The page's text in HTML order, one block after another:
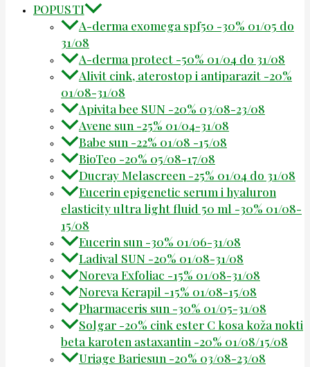
POPUSTI
A-derma exomega spf50 -30% 01/05 do
31/08
A-derma protect -50% 01/04 do 31/08
Alivit cink, aterostop i antiparazit -20%
01/08-31/08
Apivita bee SUN -20% 03/08-23/08
Avene sun -25% 01/04-31/08
Babe sun -22% 01/08 -15/08
BioTeo -20% 05/08-17/08
Ducray Melascreen -25% 01/04 do 31/08
Eucerin epigenetic serum i hyaluron
elasticity ultra light fluid 50 ml -30% 01/08-
15/08
Eucerin sun -30% 01/06-31/08
Ladival SUN -20% 01/08-31/08
Noreva Exfoliac -15% 01/08-31/08
Noreva Kerapil -15% 01/08-15/08
Pharmaceris sun -30% 01/05-31/08
Solgar -20% cink ester C kosa koža nokti
beta karoten astaxantin -20% 01/08/15/08
Uriage Bariesun -20% 03/08-23/08